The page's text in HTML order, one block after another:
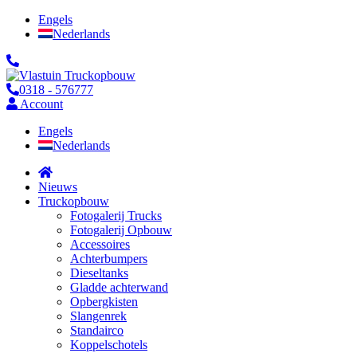
Engels
Nederlands
0318 - 576777
Account
Engels
Nederlands
Nieuws
Truckopbouw
Fotogalerij Trucks
Fotogalerij Opbouw
Accessoires
Achterbumpers
Dieseltanks
Gladde achterwand
Opbergkisten
Slangenrek
Standairco
Koppelschotels